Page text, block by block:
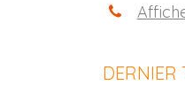
DERNIER